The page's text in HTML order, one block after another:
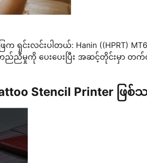
ရှင်းလင်းပါတယ်: Hanin ((HPRT)
တည်ညီမှုကို ပေးပေးပြီး အဆင့်တိုင်းမှာ တ
Stencil Printer ဖြ